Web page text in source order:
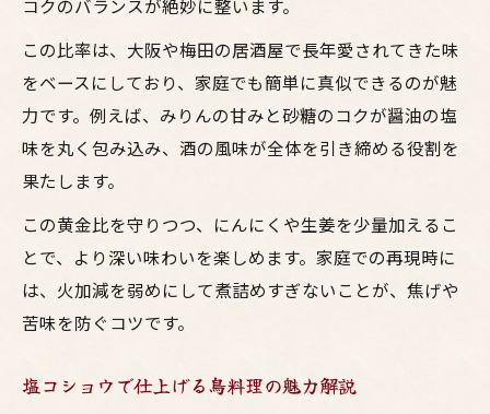
コクのバランスが絶妙に整います。
この比率は、大阪や梅田の居酒屋で長年愛されてきた味
をベースにしており、家庭でも簡単に真似できるのが魅
力です。例えば、みりんの甘みと砂糖のコクが醤油の塩
味を丸く包み込み、酒の風味が全体を引き締める役割を
果たします。
この黄金比を守りつつ、にんにくや生姜を少量加えるこ
とで、より深い味わいを楽しめます。家庭での再現時に
は、火加減を弱めにして煮詰めすぎないことが、焦げや
苦味を防ぐコツです。
塩コショウで仕上げる鳥料理の魅力解説